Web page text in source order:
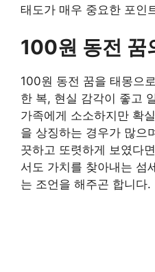
태도가 매우 중요한 포인
100원 동전 꿈
100원 동전 꿈을 태몽으
한 복, 현실 감각이 좋고
가족에게 소소하지만 확
을 상징하는 경우가 많으
끗하고 또렷하게 보였다
서도 가치를 찾아내는 섬
는 조언을 해주곤 합니다.